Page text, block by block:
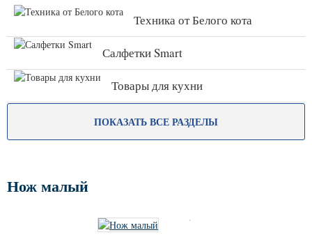
Техника от Белого кота
Салфетки Smart
Товары для кухни
ПОКАЗАТЬ ВСЕ РАЗДЕЛЫ
Нож малый